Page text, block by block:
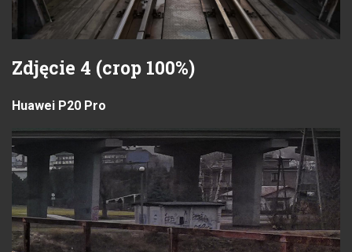
Zdjęcie 4 (crop 100%)
Huawei P20 Pro